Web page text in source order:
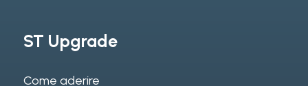
ST Upgrade
Come aderire